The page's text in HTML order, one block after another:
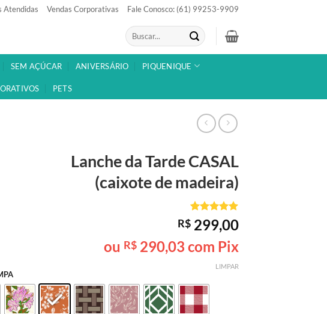
Atendidas Vendas Corporativas Fale Conosco: (61) 99253-9909
Pesquisar
por:
SEM AÇÚCAR ANIVERSÁRIO PIQUENIQUE
PETS
Lanche da TardeCASAL
(caixote de madeira)
Avaliado
como5de
5, com
baseado em
1
de cliente
R$ 299,00
ou R$ 290,03 com Pix
LIMPAR